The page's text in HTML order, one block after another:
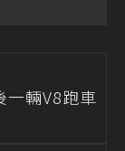
輛V8跑車